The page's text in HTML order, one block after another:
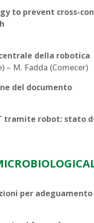
to prevent cross-
della robotica
– M. Fadda (Comecer)
del documento
tramite robot: stato
per adeguamento